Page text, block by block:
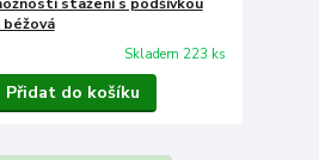
béžová
Skladem 223 ks
Přidat do košíku